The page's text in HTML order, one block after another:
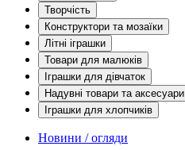
Творчість
Конструктори та мозаїки
Літні іграшки
Товари для малюків
Іграшки для дівчаток
Надувні товари та аксесуари
Іграшки для хлопчиків
Новини / огляди